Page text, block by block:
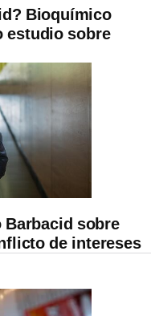
Bioquímico
estudio sobre
Barbacid sobre
de intereses